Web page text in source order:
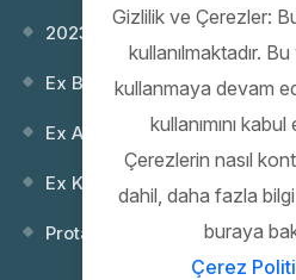
2023 Webinar 02: Patlayıcı
Ex Buatlar
Ex Anahtarlar
Ex Kontrol (Kumanda) Kutuları
Protaş 35. Yıl Gala Gecesi
Gizlilik ve Çerezler:
kullanılmaktadır.
kullanmaya devam
kullanımını
Çerezlerin nasıl
dahil, daha fazla
buraya
Çerez